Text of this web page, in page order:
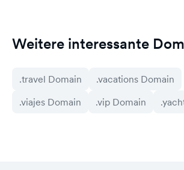
Weitere interessante
.travel Domain
.vacations Domain
.viajes Domain
.vip Domain